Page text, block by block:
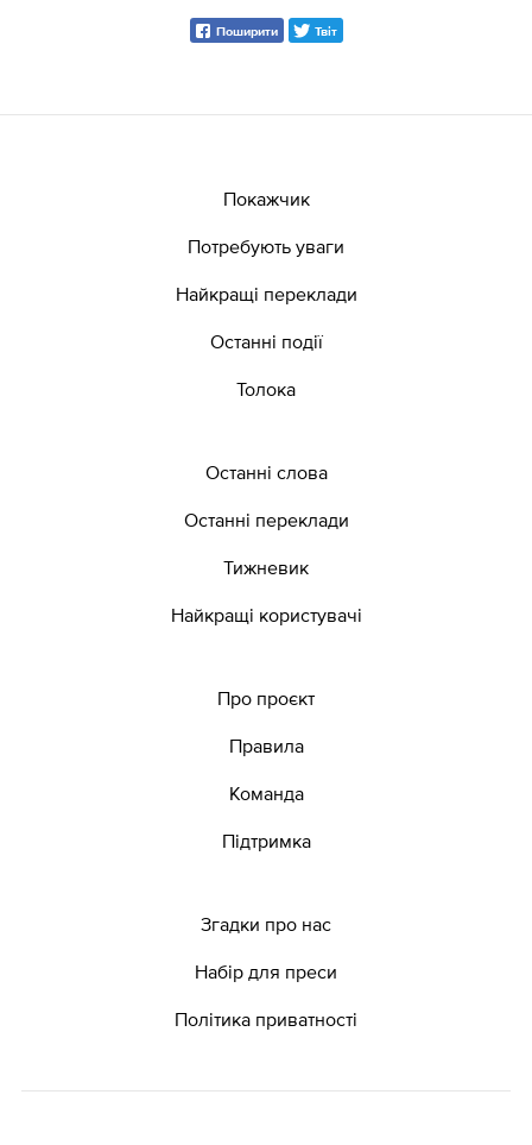
Поширити Твіт
Покажчик
Потребують уваги
Найкращі переклади
Останні події
Толока
Останні слова
Останні переклади
Тижневик
Найкращі користувачі
Про проєкт
Правила
Команда
Підтримка
Згадки про нас
Набір для преси
Політика приватності